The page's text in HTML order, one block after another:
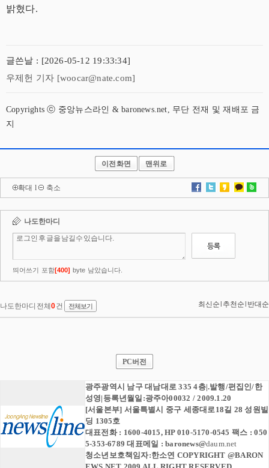
밝혔다.
글쓴날 : [2026-05-12 19:33:34]
우제헌 기자 [woocar@nate.com]
Copyrights ⓒ 중앙뉴스라인 & baronews.net, 무단 전재 및 재배포 금
지
이전화면 맨위로
확대 l 축소
PC버전
광주광역시 남구 대남대로 335 4층|.발행/편집인/한
성영|등록년월일:광주아00032 / 2009.1.20
[서울본부] 서울특별시 중구 세종대로18길 28 성원빌
딩 1305호
대표전화 : 1600-4015, HP 010-5170-0545 팩스 : 050
5-353-6789 대표메일 :baronews@daum.net
청소년보호책임자:한소연 COPYRIGHT @BARON